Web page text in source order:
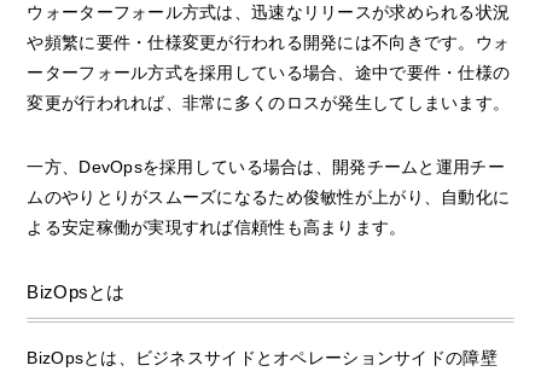
ウォーターフォール方式は、迅速なリリースが求められる状況
や頻繁に要件・仕様変更が行われる開発には不向きです。ウォ
ーターフォール方式を採用している場合、途中で要件・仕様の
変更が行われれば、非常に多くのロスが発生してしまいます。
一方、DevOpsを採用している場合は、開発チームと運用チー
ムのやりとりがスムーズになるため俊敏性が上がり、自動化に
よる安定稼働が実現すれば信頼性も高まります。
BizOpsとは
BizOpsとは、ビジネスサイドとオペレーションサイドの障壁